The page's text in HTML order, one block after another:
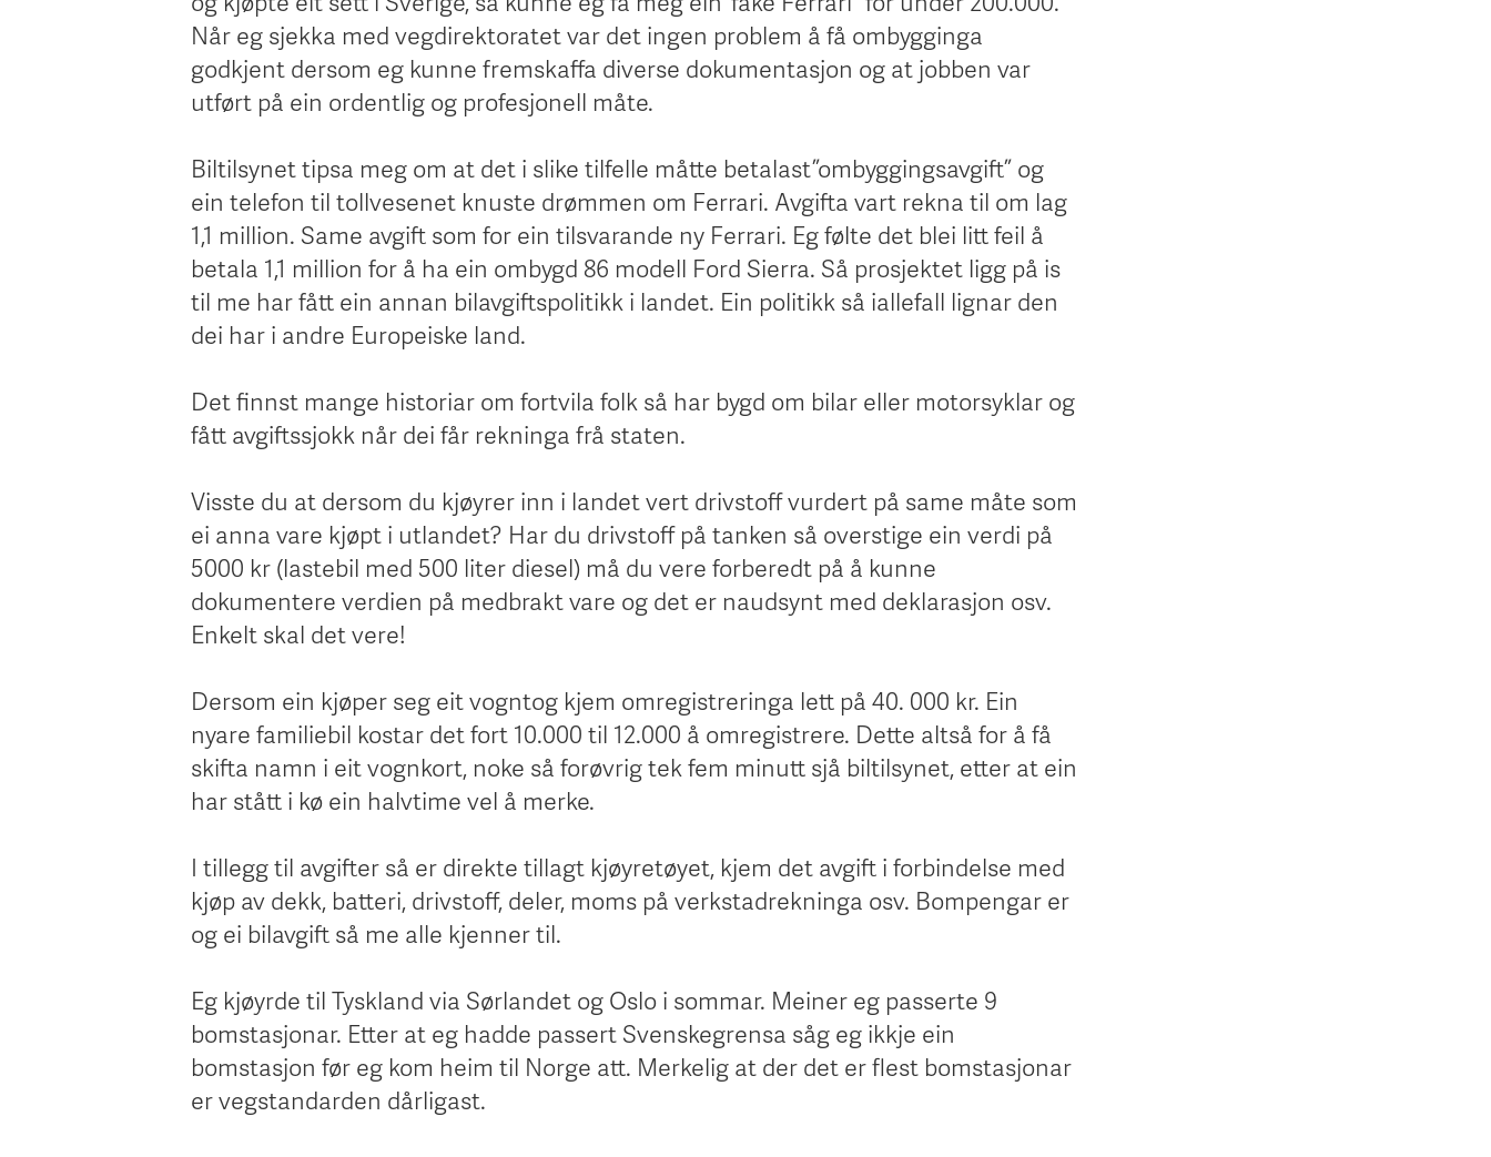
Når eg sjekka med vegdirektoratet var det ingen problem å få ombygginga
godkjent dersom eg kunne fremskaffa diverse dokumentasjon og at jobben var
utført på ein ordentlig og profesjonell måte.
Biltilsynet tipsa meg om at det i slike tilfelle måtte betalast ”ombyggingsavgift” og
ein telefon til tollvesenet knuste drømmen om Ferrari. Avgifta vart rekna til om lag
1,1 million. Same avgift som for ein tilsvarande ny Ferrari. Eg følte det blei litt feil å
betala 1,1 million for å ha ein ombygd 86 modell Ford Sierra. Så prosjektet ligg på is
til me har fått ein annan bilavgiftspolitikk i landet. Ein politikk så iallefall lignar den
dei har i andre Europeiske land.
Det finnst mange historiar om fortvila folk så har bygd om bilar eller motorsyklar og
fått avgiftssjokk når dei får rekninga frå staten.
Visste du at dersom du kjøyrer inn i landet vert drivstoff vurdert på same måte som
ei anna vare kjøpt i utlandet? Har du drivstoff på tanken så overstige ein verdi på
5000 kr (lastebil med 500 liter diesel) må du vere forberedt på å kunne
dokumentere verdien på medbrakt vare og det er naudsynt med deklarasjon osv.
Enkelt skal det vere!
Dersom ein kjøper seg eit vogntog kjem omregistreringa lett på 40. 000 kr. Ein
nyare familiebil kostar det fort 10.000 til 12.000 å omregistrere. Dette altså for å få
skifta namn i eit vognkort, noke så forøvrig tek fem minutt sjå biltilsynet, etter at ein
har stått i kø ein halvtime vel å merke.
I tillegg til avgifter så er direkte tillagt kjøyretøyet, kjem det avgift i forbindelse med
kjøp av dekk, batteri, drivstoff, deler, moms på verkstadrekninga osv. Bompengar er
og ei bilavgift så me alle kjenner til.
Eg kjøyrde til Tyskland via Sørlandet og Oslo i sommar. Meiner eg passerte 9
bomstasjonar. Etter at eg hadde passert Svenskegrensa såg eg ikkje ein
bomstasjon før eg kom heim til Norge att. Merkelig at der det er flest bomstasjonar
er vegstandarden dårligast.